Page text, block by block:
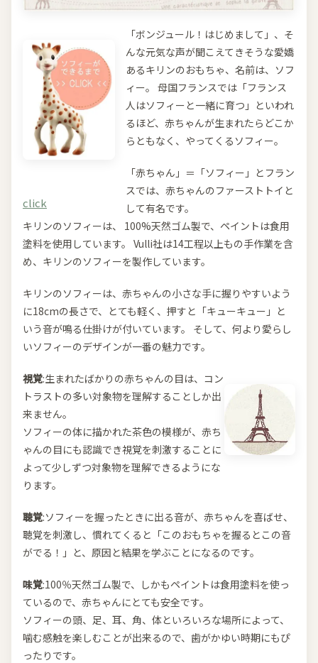
click
「ボンジュール！はじめまして」、そ
んな元気な声が聞こえてきそうな愛嬌
あるキリンのおもちゃ、名前は、ソフ
ィー。 母国フランスでは「フランス
人はソフィーと一緒に育つ」といわれ
るほど、赤ちゃんが生まれたらどこか
らともなく、やってくるソフィー。
「赤ちゃん」＝「ソフィー」とフラン
スでは、赤ちゃんのファーストトイと
して有名です。
キリンのソフィーは、 100%天然ゴム製で、ペイントは食用
塗料を使用しています。 Vulli社は14工程以上もの手作業を含
め、キリンのソフィーを製作しています。
キリンのソフィーは、赤ちゃんの小さな手に握りやすいよう
に18cmの長さで、とても軽く、押すと「キューキュー」と
いう音が鳴る仕掛けが付いています。 そして、何より愛らし
いソフィーのデザインが一番の魅力です。
視覚:生まれたばかりの赤ちゃんの目は、コン
トラストの多い対象物を理解することしか出
来ません。
ソフィーの体に描かれた茶色の模様が、赤ち
ゃんの目にも認識でき視覚を刺激することに
よって少しずつ対象物を理解できるようにな
ります。
聴覚:ソフィーを握ったときに出る音が、赤ちゃんを喜ばせ、
聴覚を刺激し、慣れてくると「このおもちゃを握るとこの音
がでる！」と、原因と結果を学ぶことになるのです。
味覚:100％天然ゴム製で、しかもペイントは食用塗料を使っ
ているので、赤ちゃんにとても安全です。
ソフィーの頭、足、耳、角、体といろいろな場所によって、
噛む感触を楽しむことが出来るので、歯がかゆい時期にもぴ
ったりです。